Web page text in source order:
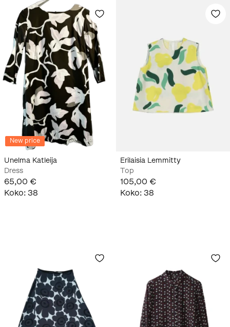
New price
Unelma Katleija
Dress
65,00 €
Koko: 38
Erilaisia Lemmitty
Top
105,00 €
Koko: 38